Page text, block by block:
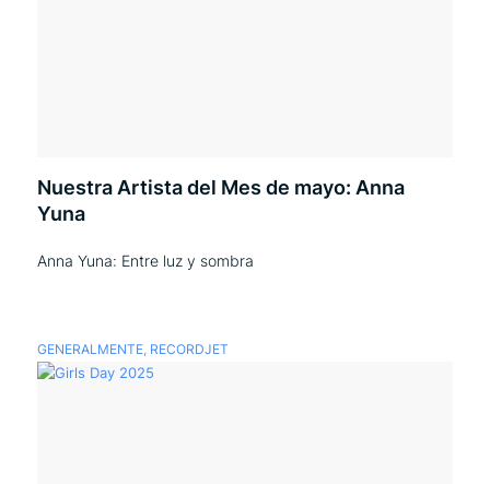
Nuestra Artista del Mes de mayo: Anna
Yuna
Anna Yuna: Entre luz y sombra
GENERALMENTE, RECORDJET